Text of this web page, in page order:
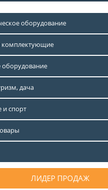
оборудование
комплектующие
оборудование
дача
и спорт
ЛИДЕР ПРОДАЖ